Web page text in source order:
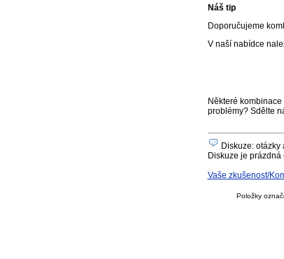
Náš tip
Doporučujeme
V naší nabídce
Některé
problémy? Sdělte
Diskuze:
Diskuze je
Vaše zkušenost/
Položky